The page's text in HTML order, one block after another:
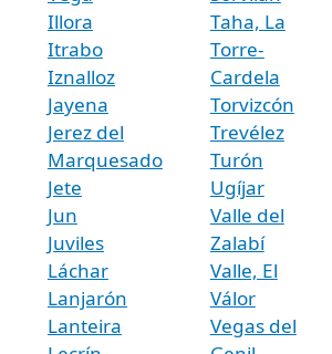
Illora
Itrabo
Iznalloz
Jayena
Jerez del
Marquesado
Jete
Jun
Juviles
Láchar
Lanjarón
Lanteira
Taha, La
Torre-
Cardela
Torvizcón
Trevélez
Turón
Ugíjar
Valle del
Zalabí
Valle, El
Válor
Vegas del